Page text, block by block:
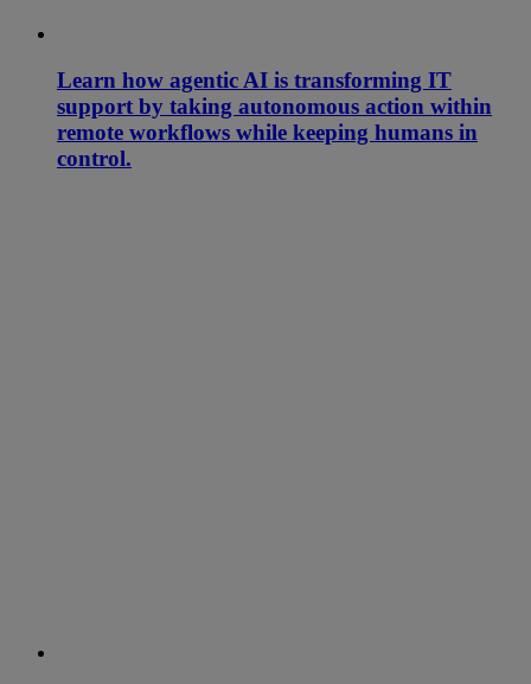
Learn how agentic AI is transforming IT
support by taking autonomous action within
remote workflows while keeping humans in
control.